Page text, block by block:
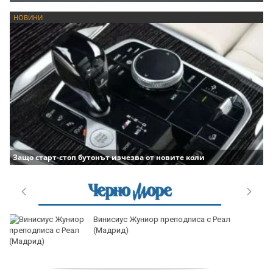
НОВИНИ
Защо старт-стоп бутонът изчезва от новите коли
продава, Къща, 180 m2 София област,
с.Лопян, 110000 EUR